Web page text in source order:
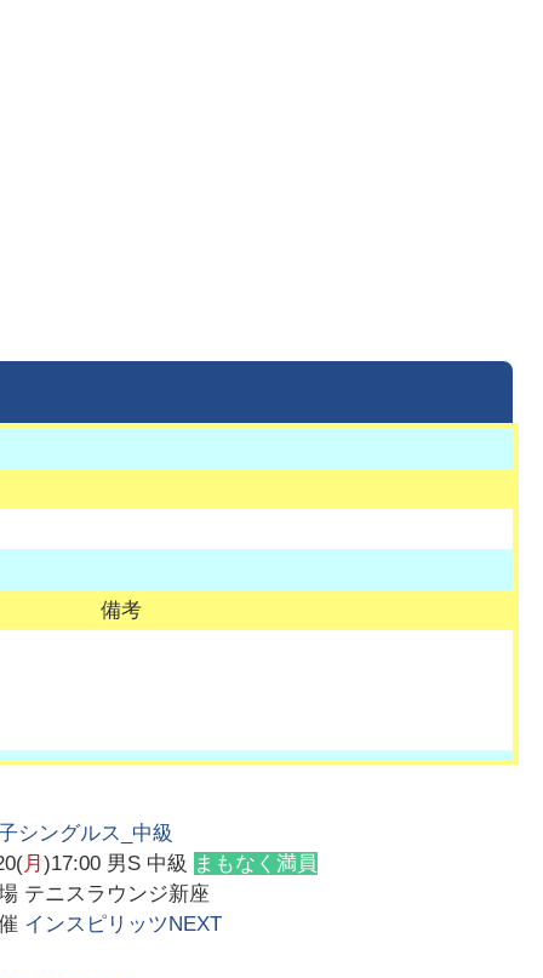
備考
シングルス_中級
月)17:00 男S 中級 まもなく満員
テニスラウンジ新座
インスピリッツNEXT